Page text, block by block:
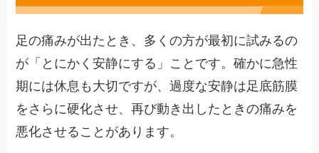
足の痛みが出たとき、多くの方が最初に試みるの
が「とにかく安静にする」ことです。確かに急性
期には休息も大切ですが、過度な安静は足底筋膜
をさらに硬化させ、再び動き出したときの痛みを
悪化させることがあります。